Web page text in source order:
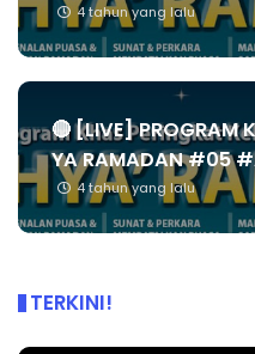
4 tahun yang lalu
🔴 [LIVE] PROGRAM
YA RAMADAN #05
4 tahun yang lalu
TERKINI!